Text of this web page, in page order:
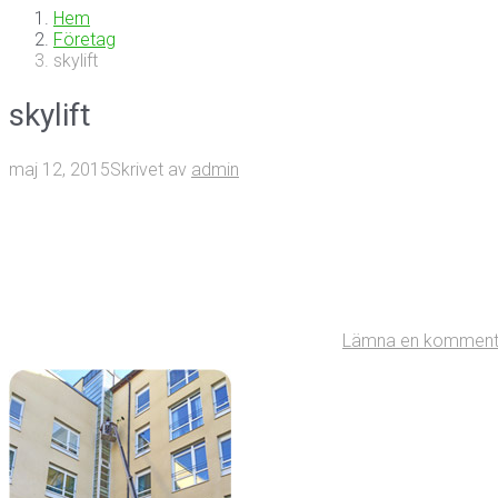
Hem
Företag
skylift
skylift
maj 12, 2015Skrivet av admin
Lämna en